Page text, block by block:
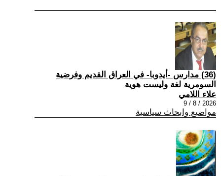
(36) مدارس -أيدوبا- في العراق القديم وفرضية
السومرية لغة وليست هوية
علاء اللامي
2026 / 8 / 9
مواضيع وابحاث سياسية